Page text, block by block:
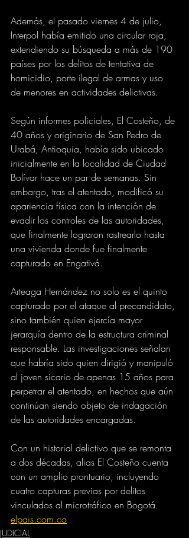
Además, el pasado viernes 4 de julio,
Interpol había emitido una circular roja,
extendiendo su búsqueda a más de 190
países por los delitos de tentativa de
homicidio, porte ilegal de armas y uso
de menores en actividades delictivas.
Según informes policiales, El Costeño, de
40 años y originario de San Pedro de
Urabá, Antioquia, había sido ubicado
inicialmente en la localidad de Ciudad
Bolívar hace un par de semanas. Sin
embargo, tras el atentado, modificó su
apariencia física con la intención de
evadir los controles de las autoridades,
que finalmente lograron rastrearlo hasta
una vivienda donde fue finalmente
capturado en Engativá.
Arteaga Hernández no solo es el quinto
capturado por el ataque al precandidato,
sino también quien ejercía mayor
jerarquía dentro de la estructura criminal
responsable. Las investigaciones señalan
que habría sido quien dirigió y manipuló
al joven sicario de apenas 15 años para
perpetrar el atentado, en hechos que aún
continúan siendo objeto de indagación
de las autoridades encargadas.
Con un historial delictivo que se remonta
a dos décadas, alias El Costeño cuenta
con un amplio prontuario, incluyendo
cuatro capturas previas por delitos
vinculados al microtráfico en Bogotá.
elpais.com.co
JUDICIAL